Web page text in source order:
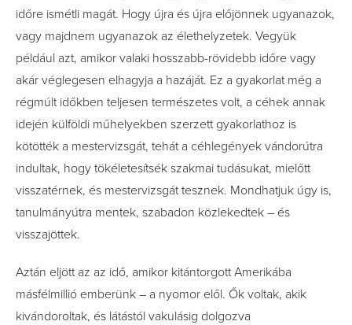
időre ismétli magát. Hogy újra és újra előjönnek ugyanazok,
vagy majdnem ugyanazok az élethelyzetek. Vegyük
például azt, amikor valaki hosszabb-rövidebb időre vagy
akár véglegesen elhagyja a hazáját. Ez a gyakorlat még a
régmúlt időkben teljesen természetes volt, a céhek annak
idején külföldi műhelyekben szerzett gyakorlathoz is
kötötték a mestervizsgát, tehát a céhlegények vándorútra
indultak, hogy tökéletesítsék szakmai tudásukat, mielőtt
visszatérnek, és mestervizsgát tesznek. Mondhatjuk úgy is,
tanulmányútra mentek, szabadon közlekedtek – és
visszajöttek.
Aztán eljött az az idő, amikor kitántorgott Amerikába
másfélmillió emberünk – a nyomor elől. Ők voltak, akik
kivándoroltak, és látástól vakulásig dolgozva